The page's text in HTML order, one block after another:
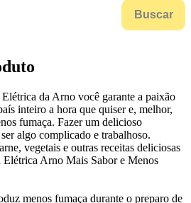
Buscar
da Arno você garante a paixão
inteiro a hora que quiser e, melhor,
fumaça. Fazer um delicioso
algo complicado e trabalhoso.
vegetais e outras receitas deliciosas
Elétrica Arno Mais Sabor e Menos
menos fumaça durante o preparo de